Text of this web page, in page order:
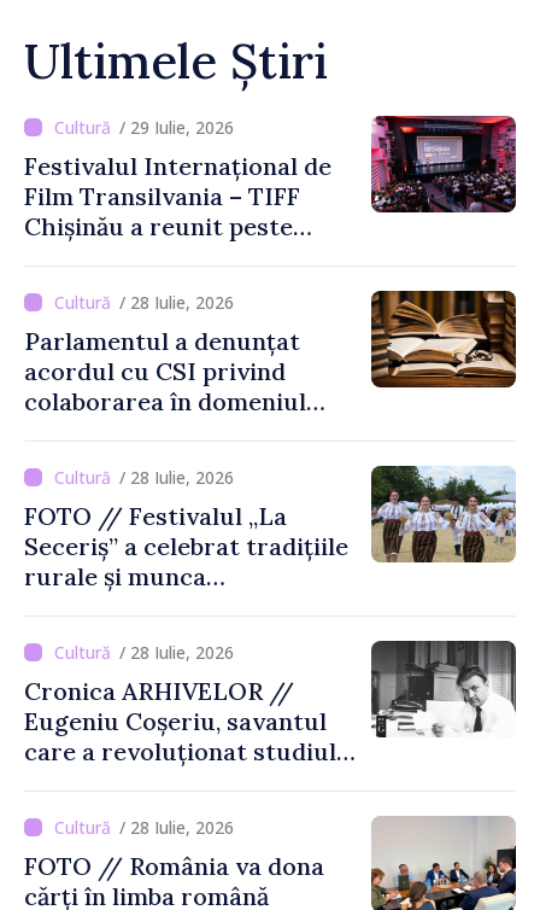
Ultimele Știri
/ 29 Iulie, 2026
Festivalul Internațional de
Film Transilvania – TIFF
Chișinău a reunit peste
de-a șasea ediție
/ 28 Iulie, 2026
Parlamentul a denunțat
acordul cu CSI privind
colaborarea în domeniul
/ 28 Iulie, 2026
FOTO // Festivalul „La
Seceriș” a celebrat tradițiile
rurale și munca
/ 28 Iulie, 2026
Cronica ARHIVELOR //
Eugeniu Coșeriu, savantul
care a revoluționat studiul
/ 28 Iulie, 2026
FOTO // România va dona
cărți în limba română